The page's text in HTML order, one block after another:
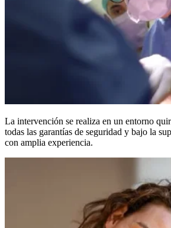
La intervención se realiza en un entorno
todas las garantías de seguridad y bajo la
con amplia experiencia.